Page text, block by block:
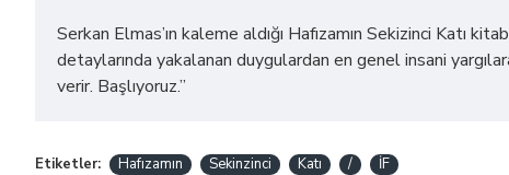
Serkan Elmas’ın kaleme aldığı Hafızamın Sekizinci Katı
detaylarında yakalanan duygulardan en genel insani
verir. Başlıyoruz.”
Etiketler: Hafızamın Sekinzinci Katı / İF